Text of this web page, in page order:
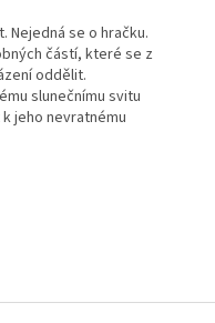
Nejedná se o hračku.
částí, které se z
oddělit.
slunečnímu svitu
jeho nevratnému